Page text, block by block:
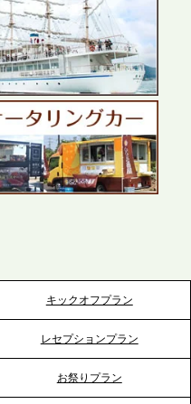
タリングのセカンド
張・舞浜の大型イベ
まで、現地拠点を活
タリングのセカンド
キックオフプラン
レセプションプラン
お祭りプラン